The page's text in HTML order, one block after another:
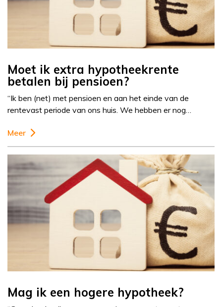
Moet ik extra hypotheekrente
betalen bij pensioen?
“Ik ben (net) met pensioen en aan het einde van de
rentevast periode van ons huis. We hebben er nog…
Meer
Mag ik een hogere hypotheek?